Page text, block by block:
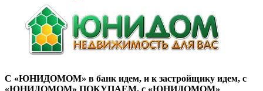
С «ЮНИДОМОМ» в банк идем, и к застройщику идем, с